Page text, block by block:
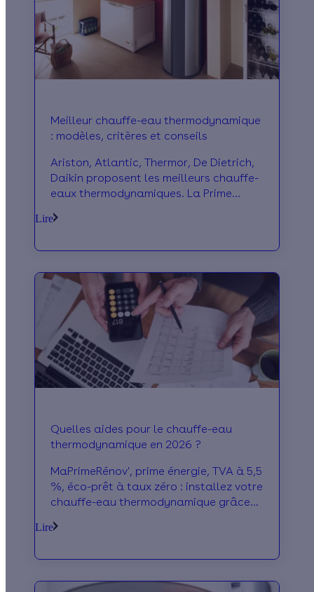
Meilleur chauffe-eau thermodynamique
: modèles, critères et conseils
Ariston, Atlantic, Thermor, De Dietrich,
Daikin proposent les meilleurs chauffe-
eaux thermodynamiques. La Prime
Lire
Quelles aides pour le chauffe-eau
thermodynamique en 2026 ?
MaPrimeRénov', prime énergie, TVA à 5,5
%, éco-prêt à taux zéro : installez votre
chauffe-eau thermodynamique grâce
Lire